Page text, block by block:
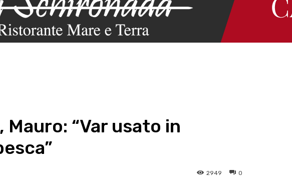
“Var usato in
0
2949